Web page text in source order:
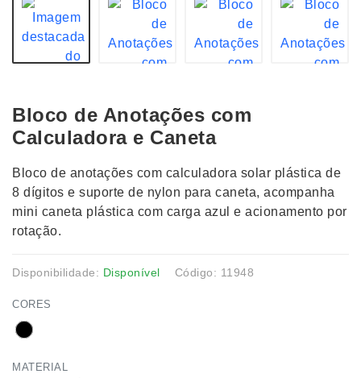
Bloco de Anotações com
Calculadora e Caneta
Bloco de anotações com calculadora solar plástica de
8 dígitos e suporte de nylon para caneta, acompanha
mini caneta plástica com carga azul e acionamento por
rotação.
Disponibilidade: Disponível Código: 11948
CORES
MATERIAL